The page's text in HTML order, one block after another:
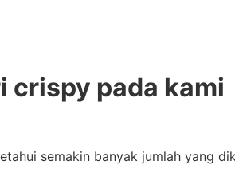
crispy pada kami
semakin banyak jumlah yang